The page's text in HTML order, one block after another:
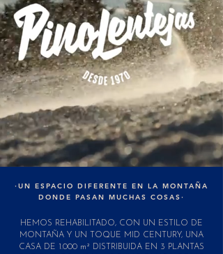
·UN ESPACIO DIFERENTE EN LA MONTAÑA
DONDE PASAN MUCHAS COSAS·
HEMOS REHABILITADO, CON UN ESTILO DE
MONTAÑA Y UN TOQUE MID CENTURY, UNA
CASA DE 1.000 m² DISTRIBUIDA EN 3 PLANTAS